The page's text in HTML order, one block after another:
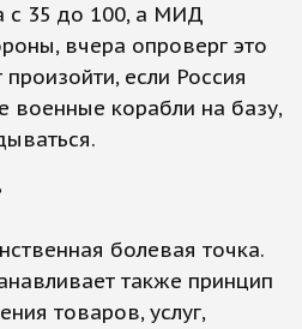
с 35 до 100, а МИД
вчера опроверг это
если Россия
военные корабли на базу,
болевая точка.
также принцип
товаров, услуг,